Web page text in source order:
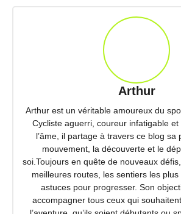
Arthur
Arthur est un véritable amoureux du
Cycliste aguerri, coureur infatigable
l’âme, il partage à travers ce blog sa
mouvement, la découverte et le
soi.Toujours en quête de nouveaux
meilleures routes, les sentiers les
astuces pour progresser. Son
accompagner tous ceux qui